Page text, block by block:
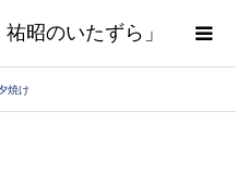
昭のいたずら」
焼け